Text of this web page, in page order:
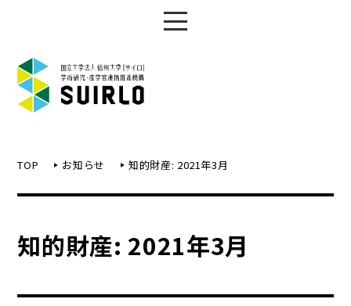
TOP お知らせ 知的財産: 2021年3月
知的財産: 2021年3月